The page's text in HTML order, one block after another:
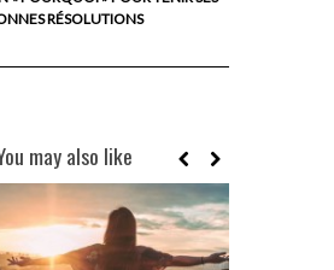
RÉSOLUTIONS
may also like